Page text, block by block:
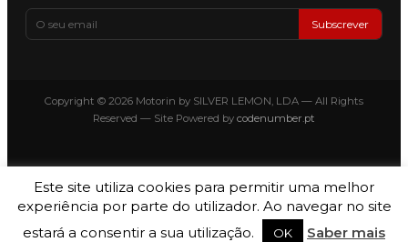
Subscrever
Copyright © 2026 Motorin by SILVER LEMON, LDA — All Rights
Reserved — Site Powered by codenumber.pt
Este site utiliza cookies para permitir uma melhor
experiência por parte do utilizador. Ao navegar no site
estará a consentir a sua utilização.
OK Saber mais